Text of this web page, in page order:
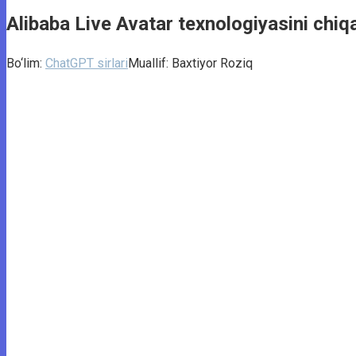
Alibaba Live Avatar texnologiyasini
Bo‘lim: ChatGPT sirlariMuallif: Baxtiyor Roziq